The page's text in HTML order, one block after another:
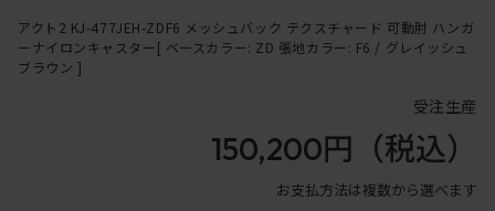
アクト2 KJ-477JEH-ZDF6 メッシュバック テクスチャード 可動肘 ハンガ
ーナイロンキャスター[ ベースカラー: ZD 張地カラー: F6 / グレイッシュ
ブラウン ]
受注生産
150,200円 （税込）
お支払方法は複数から選べます